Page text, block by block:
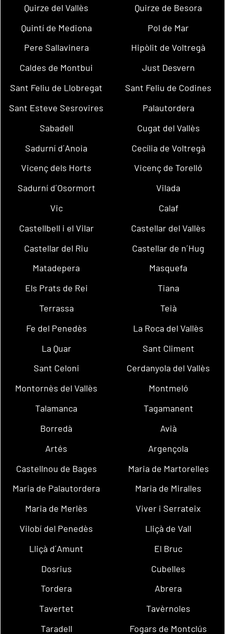
Quirze del Vallès
Quirze de Besora
Quintí de Mediona
Pol de Mar
Pere Sallavinera
Hipòlit de Voltregà
Caldes de Montbui
Just Desvern
Sant Feliu de Llobregat
Sant Feliu de Codines
Sant Esteve Sesrovires
Palautordera
Sabadell
Cugat del Vallès
Sadurní d´Anoia
Cecília de Voltregà
Vicenç dels Horts
Vicenç de Torelló
Sadurní d´Osormort
Vilada
Vic
Calaf
Castellbell i el Vilar
Castellar del Vallès
Castellar del Riu
Castellar de n´Hug
Matadepera
Masquefa
Els Prats de Rei
Tiana
Terrassa
Teià
Fe del Penedès
La Roca del Vallès
La Quar
Sant Climent
Sant Celoni
Cerdanyola del Vallès
Montornès del Vallès
Montmeló
Talamanca
Tagamanent
Borredà
Avià
Artés
Argençola
Castellnou de Bages
Maria de Martorelles
Maria de Palautordera
Maria de Miralles
Maria de Merlès
Viver i Serrateix
Vilobí del Penedès
Lliçà de Vall
Lliçà d´Amunt
El Bruc
Dosrius
Cubelles
Tordera
Abrera
Tavertet
Tavèrnoles
Taradell
Fogars de Montclús